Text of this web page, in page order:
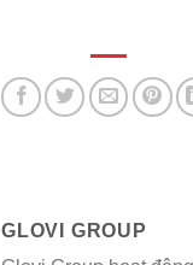
GLOVI GROUP